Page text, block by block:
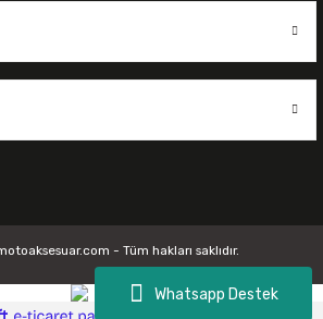
Whatsapp Destek
- Tüm hakları saklıdır.
ideasoft